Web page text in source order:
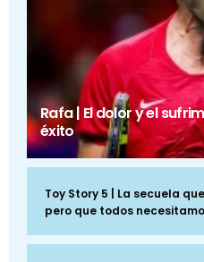
Rafa | El dolor y el
éxito
Toy Story 5 | La secuela
pero que todos